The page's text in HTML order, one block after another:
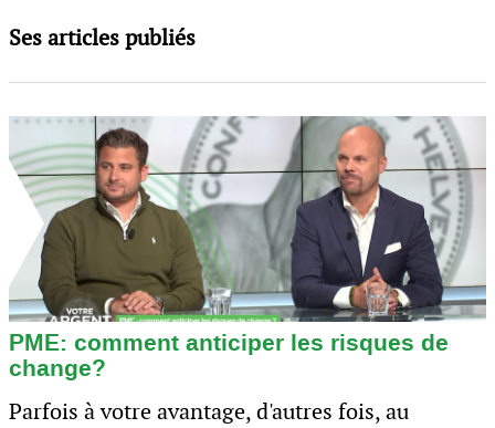
Ses articles publiés
PME: comment anticiper les risques de
change?
Parfois à votre avantage, d'autres fois, au